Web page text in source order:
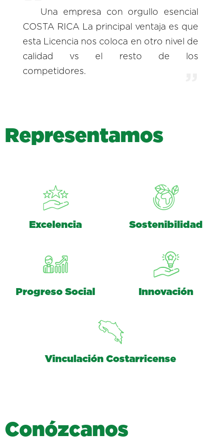
Una empresa con orgullo esencial
COSTA RICA La principal ventaja es que
esta Licencia nos coloca en otro nivel de
calidad vs el resto de los
competidores.
Representamos
Excelencia Sostenibilidad
Progreso Social Innovación
Vinculación Costarricense
Conózcanos